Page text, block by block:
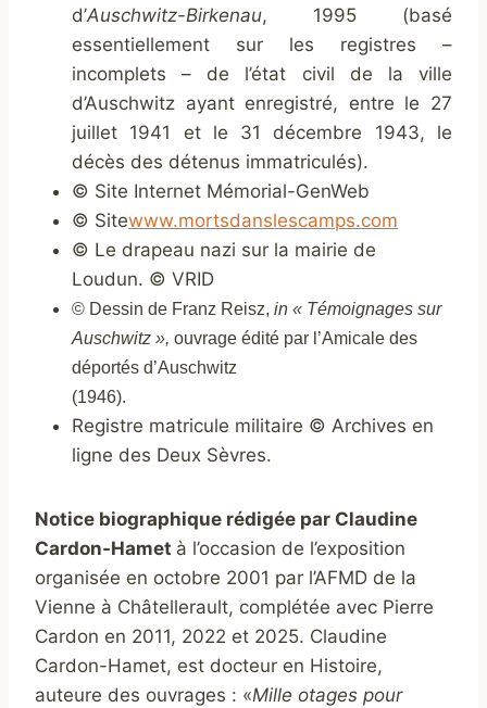
d’Auschwitz-Birkenau, 1995 (basé
essentiellement sur les registres –
incomplets – de l’état civil de la ville
d’Auschwitz ayant enregistré, entre le 27
juillet 1941 et le 31 décembre 1943, le
décès des détenus immatriculés).
© Site Internet Mémorial-GenWeb
© Sitewww.mortsdanslescamps.com
© Le drapeau nazi sur la mairie de
Loudun. © VRID
© Dessin de Franz Reisz, in « Témoignages sur
Auschwitz », ouvrage édité par l’Amicale des
déportés d’Auschwitz
(1946).
Registre matricule militaire © Archives en
ligne des Deux Sèvres.
Notice biographique rédigée par Claudine
Cardon-Hamet à l’occasion de l’exposition
organisée en octobre 2001 par l’AFMD de la
Vienne à Châtellerault, complétée avec Pierre
Cardon en 2011, 2022 et 2025. Claudine
Cardon-Hamet, est docteur en Histoire,
auteure des ouvrages : «Mille otages pour